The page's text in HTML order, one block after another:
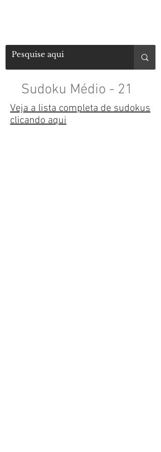
Sudoku Médio - 21
Veja a lista completa de sudokus
clicando aqui